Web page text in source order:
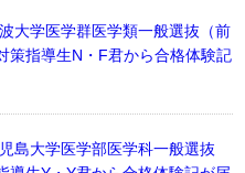
大学医学群医学類一般選抜（前
策指導生N・F君から合格体験記
島大学医学部医学科一般選抜